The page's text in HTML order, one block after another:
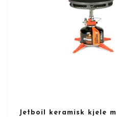
Jetboil keramisk kjele